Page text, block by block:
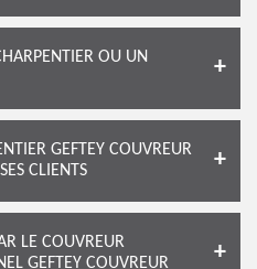
OU UN
GEFTEY COUVREUR
CLIENTS
LE COUVREUR
GEFTEY COUVREUR